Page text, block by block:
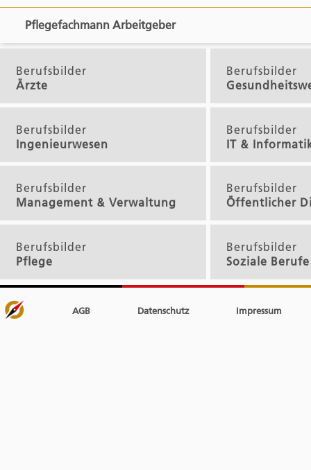
Pflegefachmann Arbeitgeber
Berufsbilder
Ärzte
Berufsbilder
Berufsbilder
Ingenieurwesen
Berufsbilder
IT &
Berufsbilder
Management & Verwaltung
Berufsbilder
Öffentlicher
Berufsbilder
Pflege
Berufsbilder
Soziale Berufe
AGB Datenschutz Impressum